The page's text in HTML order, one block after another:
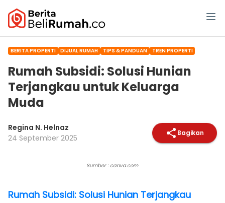
BERITA PROPERTI DIJUAL RUMAH TIPS & PANDUAN TREN PROPERTI
Rumah Subsidi: Solusi Hunian
Terjangkau untuk Keluarga
Muda
Regina N. Helnaz
24 September 2025
Bagikan
Sumber : canva.com
Rumah Subsidi: Solusi Hunian Terjangkau